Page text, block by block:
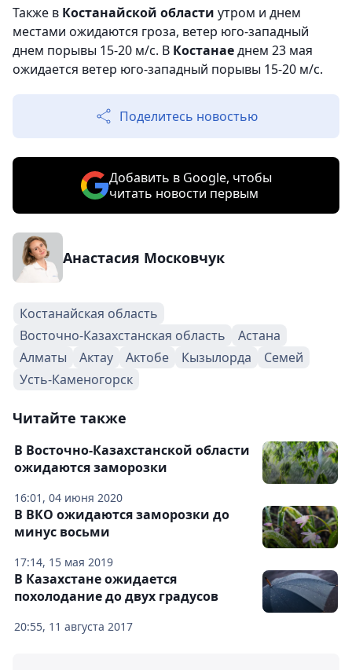
Также в Костанайской области утром и днем
местами ожидаются гроза, ветер юго-западный
днем порывы 15-20 м/с. В Костанаеднем 23 мая
ожидается ветер юго-западный порывы 15-20 м/с.
Поделитесь новостью
Добавить в Google, чтобы
читать новости первым
Анастасия Московчук
Костанайская область
Восточно-Казахстанская область
Астана
Алматы
Актау Актобе Кызылорда
Семей
Усть-Каменогорск
Читайте также
16:01, 04 июня 2020
В Восточно-Казахстанской области
ожидаются заморозки
17:14, 15 мая 2019
В ВКО ожидаются заморозки до
минус восьми
20:55, 11 августа 2017
В Казахстане ожидается
похолодание до двух градусов